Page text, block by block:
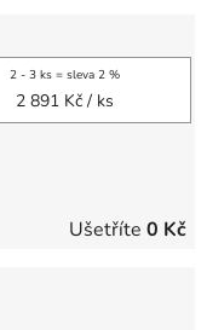
2 - 3 ks = sleva 2 %
2 891 Kč / ks
Ušetříte 0 Kč